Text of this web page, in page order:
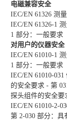
电磁兼容安全
IEC/EN 61326 测
IEC/EN 61326-1
1 部分：一般要求
对用户的仪器安全
IEC/EN 61010-1
1 部分：一般要求
IEC/EN 61010-
的安全要求 - 第
探头组件的安全要
IEC/EN 61010-2-
第 2-030 部分：